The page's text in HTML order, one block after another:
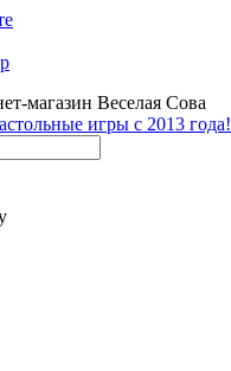
магазин Веселая Сова
игры с 2013 года!